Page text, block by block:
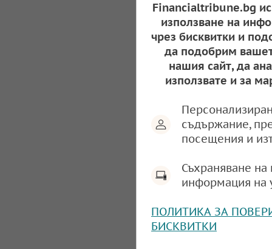
Financialtribune.bg
използване на
чрез бисквитки и
да подобрим
нашия сайт, да
използвате и за
съдържание,
посещения и
Съхраняване
информация на
ПОЛИТИКА ЗА
БИСКВИТКИ